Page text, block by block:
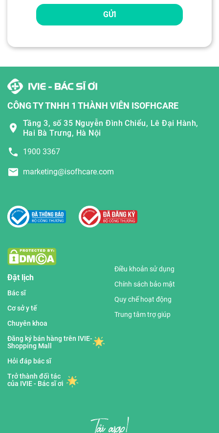
GỬI
CÔNG TY TNHH 1 THÀNH VIÊN ISOFHCARE
Tầng 3, số 35 Nguyễn Đình Chiểu, Lê Đại Hành,
Hai Bà Trưng, Hà Nội
1900 3367
marketing@isofhcare.com
Đặt lịch
Bác sĩ
Cơ sở y tế
Chuyên khoa
Đăng ký bán hàng trên IVIE-
Shopping Mall
Hỏi đáp bác sĩ
Trở thành đối tác
của IVIE - Bác sĩ ơi
Điều khoản sử dụng
Chính sách bảo mật
Quy chế hoạt động
Trung tâm trợ giúp